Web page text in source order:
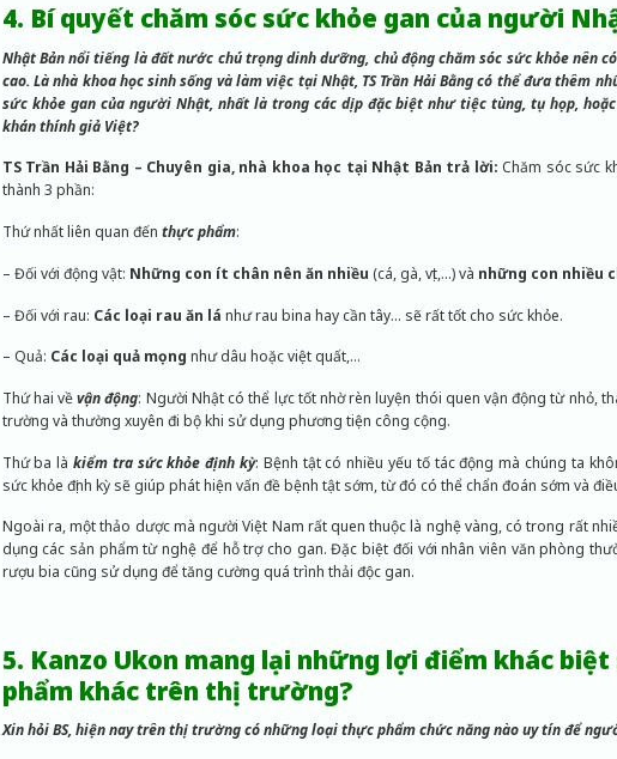
4. Bí quyết chăm sóc sức khỏe gan của người
Nhật Bản nổi tiếng là đất nước chú trọng dinh dưỡng, chủ động chăm sóc sức khỏe nên
cao. Là nhà khoa học sinh sống và làm việc tại Nhật, TS Trần Hải Bằng có thể đưa thêm
sức khỏe gan của người Nhật, nhất là trong các dịp đặc biệt như tiệc tùng, tụ họp,
khán thính giả Việt?
TS Trần Hải Bằng – Chuyên gia, nhà khoa học tại Nhật Bản trả lời:Chăm sóc sức
thành 3 phần:
Thứ nhất liên quan đến thực phẩm:
– Đối với động vật: Những con ít chân nên ăn nhiều (cá, gà, vịt,…) và những con nhiều
– Đối với rau: Các loại rau ăn lá như rau bina hay cần tây… sẽ rất tốt cho sức khỏe.
– Quả: Các loại quả mọng như dâu hoặc việt quất,…
Thứ hai vềvận động: Người Nhật có thể lực tốt nhờ rèn luyện thói quen vận động từ nhỏ,
trường và thường xuyên đi bộ khi sử dụng phương tiện công cộng.
Thứ ba làkiểm tra sức khỏe định kỳ: Bệnh tật có nhiều yếu tố tác động mà chúng ta
sức khỏe định kỳ sẽ giúp phát hiện vấn đề bệnh tật sớm, từ đó có thể chẩn đoán sớm và
Ngoài ra, một thảo dược mà người Việt Nam rất quen thuộc là nghệ vàng, có trong rất
dụng các sản phẩm từ nghệ để hỗ trợ cho gan. Đặc biệt đối với nhân viên văn phòng
rượu bia cũng sử dụng để tăng cường quá trình thải độc gan.
5. Kanzo Ukon mang lại những lợi điểm khác
phẩm khác trên thị trường?
Xin hỏi BS, hiện nay trên thị trường có những loại thực phẩm chức năng nào uy tín để